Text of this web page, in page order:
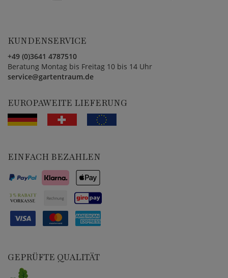
KUNDENSERVICE
+49 (0)3641 4787510
Beratung Montag bis Freitag 10 bis 14 Uhr
service@gartentraum.de
EUROPAWEITE LIEFERUNG
EINFACH BEZAHLEN
GEPRÜFTE QUALITÄT